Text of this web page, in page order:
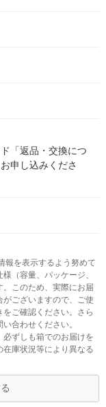
「返品・交換につ
申し込みくださ
報を表示するよう努めて
（容量、パッケージ、
このため、実際にお届
ございますので、ご使
ご確認ください。さら
合わせください。
ずしも箱でのお届けを
庫状況等により異なる